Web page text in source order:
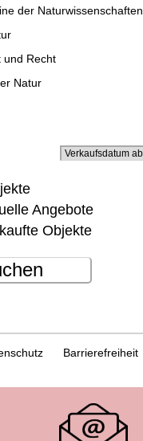
der Naturwissenschaften
und Recht
Natur
Angebote
Objekte
Barrierefreiheit